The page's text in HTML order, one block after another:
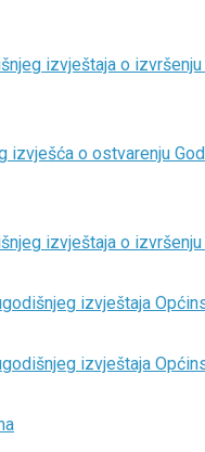
izvještaja o
izvješća o ostvarenju
izvještaja o
izvještaja
izvještaja